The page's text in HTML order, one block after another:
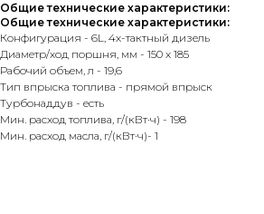
Общие технические характеристики:
Общие технические характеристики:
Конфигурация - 6L, 4х-тактный дизель
Диаметр/ход поршня, мм - 150 x 185
Рабочий объем, л - 19,6
Тип впрыска топлива - прямой впрыск
Турбонаддув - есть
Мин. расход топлива, г/(кВт·ч) - 198
Мин. расход масла, г/(кВт·ч)- 1
Каталог
О нас
Что можем
Реквизиты
Партнеры
Сертификаты
+7 812 509 40 95
sales@admiral-spb.info